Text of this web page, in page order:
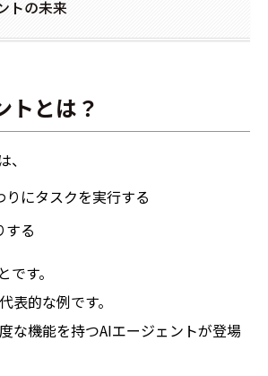
トの未来
トとは？
りにタスクを実行する
する
す。
表的な例です。
な機能を持つAIエージェントが登場